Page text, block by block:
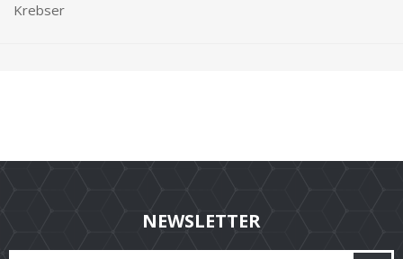
Krebser
NEWSLETTER